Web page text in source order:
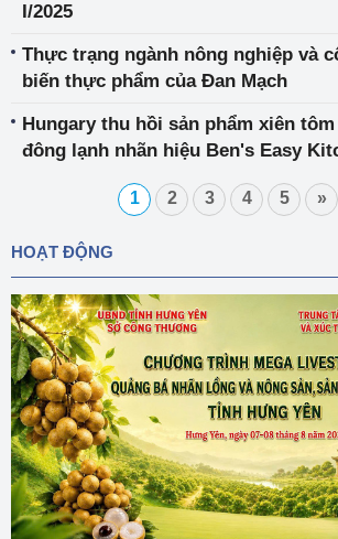
I/2025
Thực trạng ngành nông nghiệp và
biến thực phẩm của Đan Mạch
Hungary thu hồi sản phẩm xiên
đông lạnh nhãn hiệu Ben's Easy
1 2 3 4 5 »
HOẠT ĐỘNG